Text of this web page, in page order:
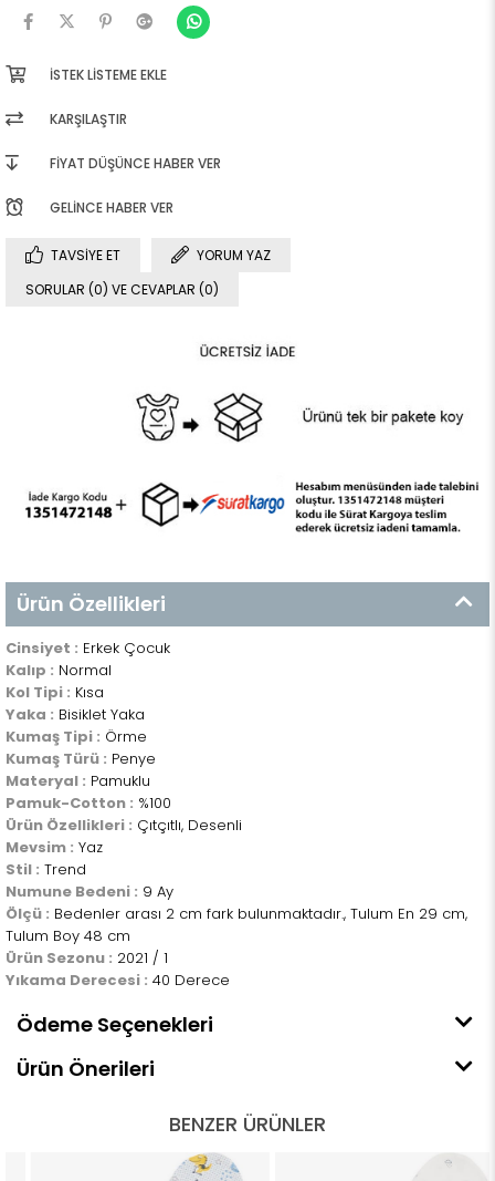
İSTEK LISTEME EKLE
KARŞILAŞTIR
FIYAT DÜŞÜNCE HABER VER
GELINCE HABER VER
TAVSIYE ET
YORUM YAZ
SORULAR (0) VE CEVAPLAR (0)
Ürün Özellikleri
Cinsiyet : Erkek Çocuk
Kalıp : Normal
Kol Tipi : Kısa
Yaka : Bisiklet Yaka
Kumaş Tipi : Örme
Kumaş Türü : Penye
Materyal : Pamuklu
Pamuk-Cotton : %100
Ürün Özellikleri : Çıtçıtlı, Desenli
Mevsim : Yaz
Stil : Trend
Numune Bedeni : 9 Ay
Ölçü : Bedenler arası 2 cm fark bulunmaktadır., Tulum En 29 cm,
Tulum Boy 48 cm
Ürün Sezonu : 2021 / 1
Yıkama Derecesi : 40 Derece
Ödeme Seçenekleri
Ürün Önerileri
BENZER ÜRÜNLER